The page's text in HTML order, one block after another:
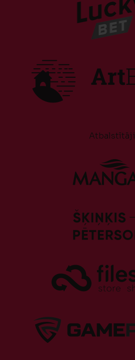
Atbalstītāji